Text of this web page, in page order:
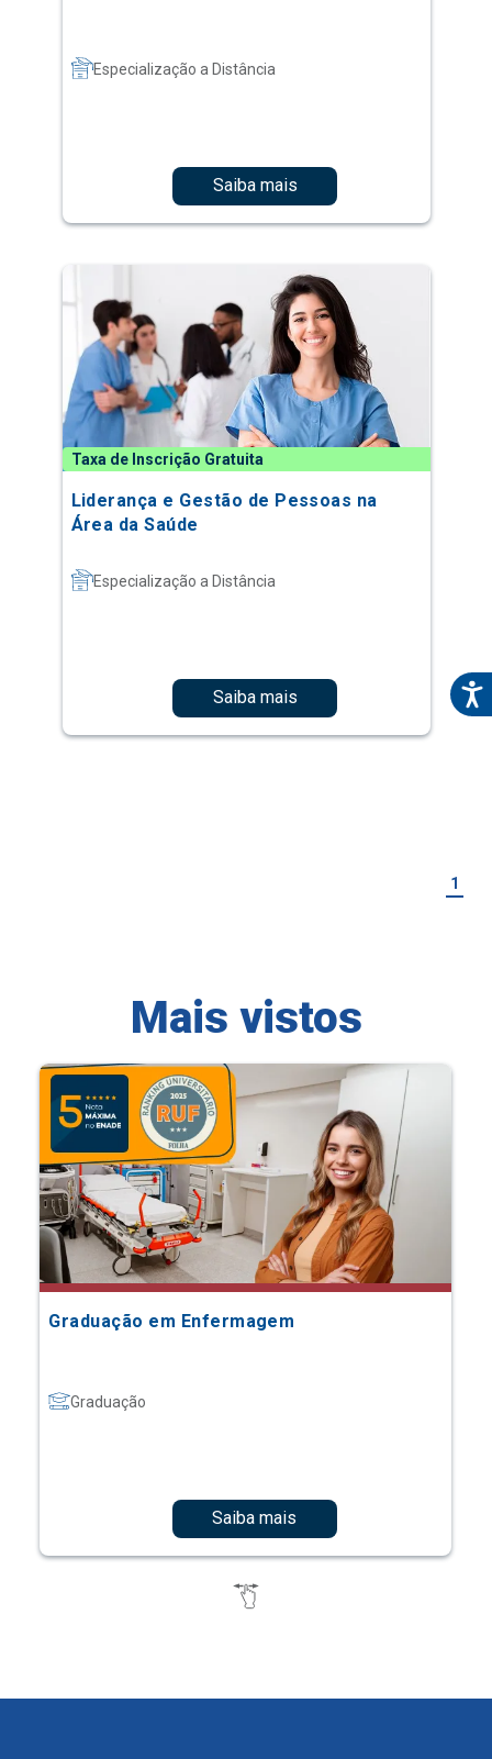
Especialização a Distância
Saiba mais
Taxa de Inscrição Gratuita
Liderança e Gestão de Pessoas na
Área da Saúde
Especialização a Distância
Saiba mais
1
Mais vistos
Graduação em Enfermagem
Graduação
Saiba mais